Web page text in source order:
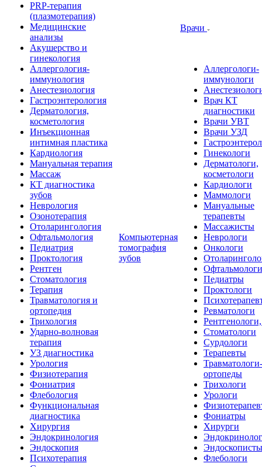
PRP-терапия
(плазмотерапия)
Медицинские
анализы
Акушерство и
гинекология
Аллергология-
иммунология
Анестезиология
Гастроэнтерология
Дерматология,
косметология
Инъекционная
интимная пластика
Кардиология
Мануальная терапия
Массаж
КТ диагностика
зубов
Неврология
Озонотерапия
Отоларингология
Офтальмология
Педиатрия
Проктология
Рентген
Стоматология
Терапия
Травматология и
ортопедия
Трихология
Ударно-волновая
терапия
УЗ диагностика
Урология
Физиотерапия
Фониатрия
Флебология
Функциональная
диагностика
Хирургия
Эндокринология
Эндоскопия
Психотерапия
Компьютерная
томография
зубов
Врачи
Аллергологи-
иммунологи
Врач КТ
диагностики
Врачи УВТ
Врачи УЗД
Гинекологи
Дерматологи,
косметологи
Кардиологи
Маммологи
Мануальные
терапевты
Массажисты
Неврологи
Онкологи
Офтальмологи
Педиатры
Проктологи
Ревматологи
Стоматологи
Сурдологи
Терапевты
Травматологи-
ортопеды
Трихологи
Урологи
Фониатры
Хирурги
Эндоскописты
Флебологи